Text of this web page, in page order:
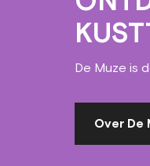
De Muze is
Over De